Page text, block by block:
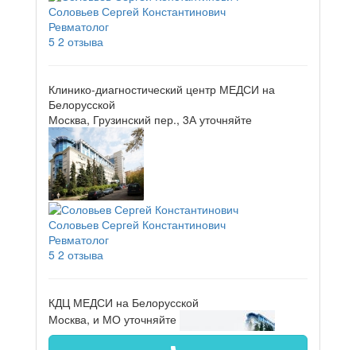
Соловьев Сергей Константинович
Ревматолог
5 2 отзыва
Клинико-диагностический центр МЕДСИ на
Белорусской
Москва, Грузинский пер., 3А уточняйте
Соловьев Сергей Константинович
Ревматолог
5 2 отзыва
КДЦ МЕДСИ на Белорусской
Москва, и МО уточняйте